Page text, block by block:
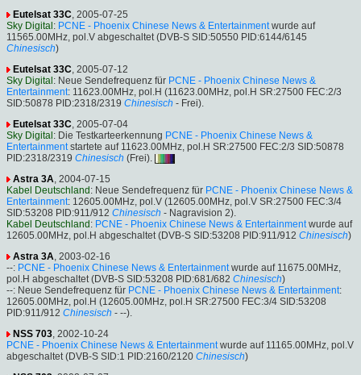
Eutelsat 33C, 2005-07-25
Sky Digital : PCNE - Phoenix Chinese News & Entertainmentwurde auf
11565.00MHz, pol.V abgeschaltet (DVB-S SID:50550 PID:6144/6145
Chinesisch)
Eutelsat 33C, 2005-07-12
Sky Digital : Neue Sendefrequenz für PCNE - Phoenix Chinese News &
Entertainment: 11623.00MHz, pol.H (11623.00MHz, pol.H SR:27500 FEC:2/3
SID:50878 PID:2318/2319 Chinesisch - Frei).
Eutelsat 33C, 2005-07-04
Sky Digital : Die Testkarteerkennung PCNE - Phoenix Chinese News &
Entertainmentstartete auf 11623.00MHz, pol.H SR:27500 FEC:2/3 SID:50878
PID:2318/2319 Chinesisch (Frei).
Astra 3A, 2004-07-15
Kabel Deutschland : Neue Sendefrequenz für PCNE - Phoenix Chinese News &
Entertainment: 12605.00MHz, pol.V (12605.00MHz, pol.V SR:27500 FEC:3/4
SID:53208 PID:911/912 Chinesisch - Nagravision 2).
Kabel Deutschland : PCNE - Phoenix Chinese News & Entertainmentwurde auf
12605.00MHz, pol.H abgeschaltet (DVB-S SID:53208 PID:911/912 Chinesisch)
Astra 3A, 2003-02-16
--: PCNE - Phoenix Chinese News & Entertainmentwurde auf 11675.00MHz,
pol.H abgeschaltet (DVB-S SID:53208 PID:681/682 Chinesisch)
--: Neue Sendefrequenz für PCNE - Phoenix Chinese News & Entertainment:
12605.00MHz, pol.H (12605.00MHz, pol.H SR:27500 FEC:3/4 SID:53208
PID:911/912 Chinesisch - --).
NSS 703, 2002-10-24
PCNE - Phoenix Chinese News & Entertainmentwurde auf 11165.00MHz, pol.V
abgeschaltet (DVB-S SID:1 PID:2160/2120 Chinesisch)